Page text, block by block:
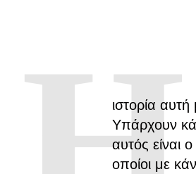
ιστορία αυτή
Υπάρχουν
αυτός είναι
οποίοι με